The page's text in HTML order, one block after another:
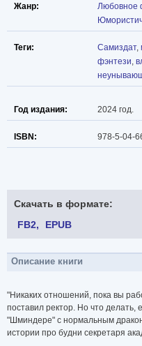
Жанр: Любовное
Теги: Самиздат,
фэнтези
Год издания: 2024 год.
ISBN: 978-5-04-
Скачать в формате:
FB2
EPUB
Описание книги
"Никаких отношений, пока вы
поставил ректор. Но что делать,
"Шминдере" с нормальным
истории про будни секретаря